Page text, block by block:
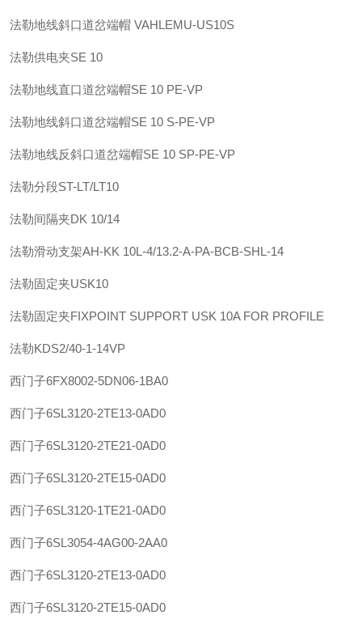
法勒地线斜口道岔端帽 VAHLEMU-US10S
法勒供电夹SE 10
法勒地线直口道岔端帽SE 10 PE-VP
法勒地线斜口道岔端帽SE 10 S-PE-VP
法勒地线反斜口道岔端帽SE 10 SP-PE-VP
法勒分段ST-LT/LT10
法勒间隔夹DK 10/14
法勒滑动支架AH-KK 10L-4/13.2-A-PA-BCB-SHL-14
法勒固定夹USK10
法勒固定夹FIXPOINT SUPPORT USK 10A FOR PROFILE
法勒KDS2/40-1-14VP
西门子6FX8002-5DN06-1BA0
西门子6SL3120-2TE13-0AD0
西门子6SL3120-2TE21-0AD0
西门子6SL3120-2TE15-0AD0
西门子6SL3120-1TE21-0AD0
西门子6SL3054-4AG00-2AA0
西门子6SL3120-2TE13-0AD0
西门子6SL3120-2TE15-0AD0